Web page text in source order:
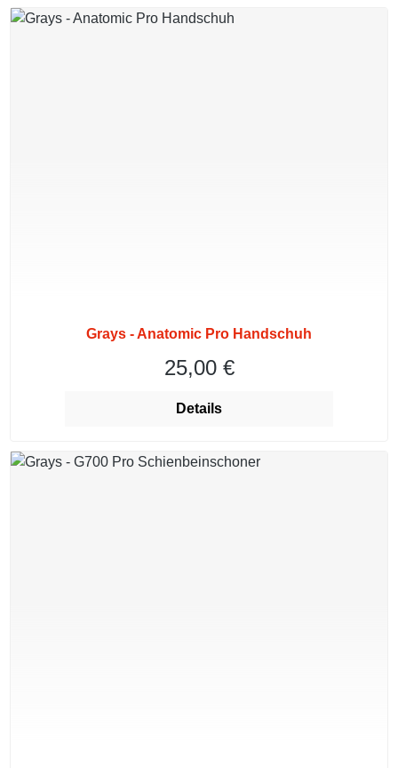
Grays - Anatomic Pro Handschuh
Regulärer Preis:
25,00 €
Details